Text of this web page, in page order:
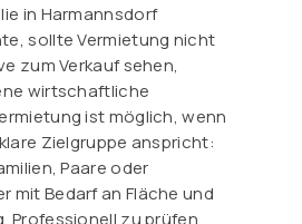
in Harmannsdorf
sollte Vermietung nicht
zum Verkauf sehen,
wirtschaftliche
ist möglich, wenn
Zielgruppe anspricht:
Paare oder
mit Bedarf an Fläche und
Professionell zu prüfen